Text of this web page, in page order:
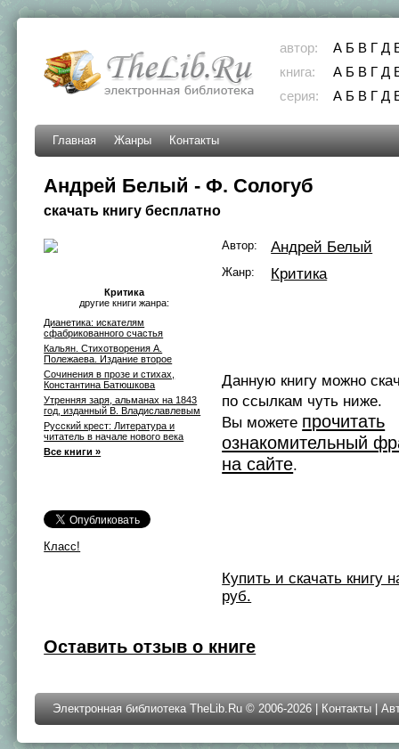
автор: А Б В Г Д
книга:
А Б В Г Д
серия:
А Б В Г Д
Главная Жанры Контакты
Андрей Белый - Ф. Сологуб
скачать книгу бесплатно
Критика
другие книги жанра:
Дианетика: искателям
сфабрикованного счастья
Кальян. Стихотворения А.
Полежаева. Издание второе
Сочинения в прозе и стихах,
Константина Батюшкова
Утренняя заря, альманах на 1843
год, изданный В. Владиславлевым
Русский крест: Литература и
читатель в начале нового века
Все книги »
Класс!
Автор: Андрей Белый
Жанр: Критика
Данную книгу можно
по ссылкам чуть ниже.
Вы можете прочитать
ознакомительный
на сайте.
Купить и скачать книгу
руб.
Оставить отзыв о книге
Электронная библиотека TheLib.Ru © 2006-2026 | Контакты |